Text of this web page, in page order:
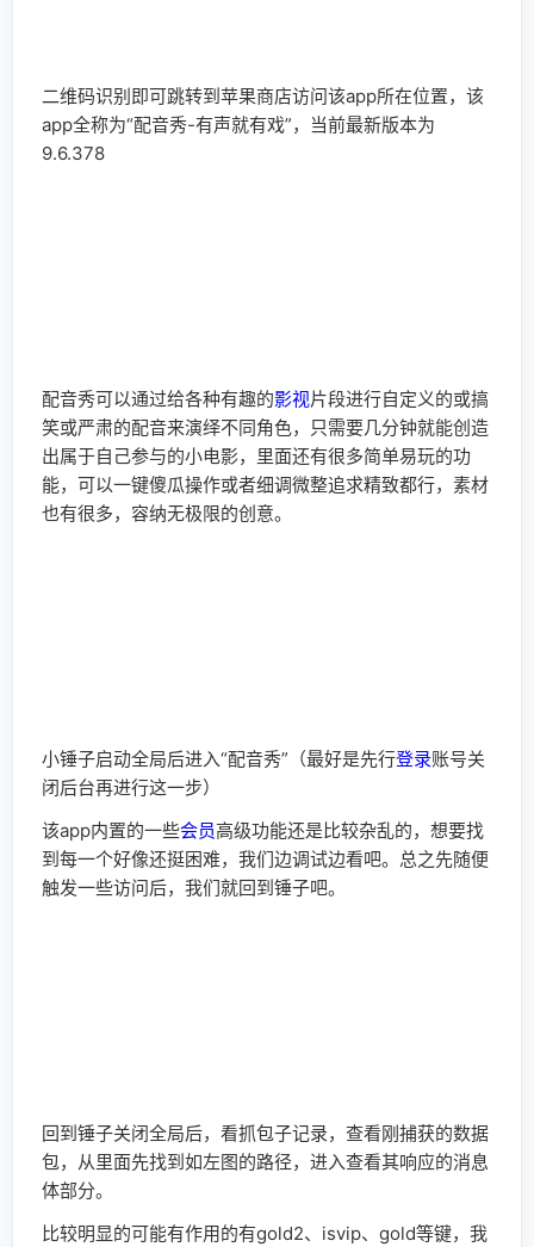
配音秀可以通过给各种有趣的影视片段进行自定义的或搞
笑或严肃的配音来演绎不同角色，只需要几分钟就能创造
出属于自己参与的小电影，里面还有很多简单易玩的功
到每一个好像还挺困难，我们边调试边看吧。总之先随便
触发一些访问后，我们就回到锤子吧。
首要的第一步骤就是将该路径左边滑动进入更多选择“提
取”
接下来就请按照流程来到达之后的页面操作。
填上关键字，你要自己点+选择，然后复制它们）
--挂载断点--编辑新建--响应消息体回传前--编辑新建--
判断条件--
@req.api，然后如右图手动输入双等号和选择引号，注意